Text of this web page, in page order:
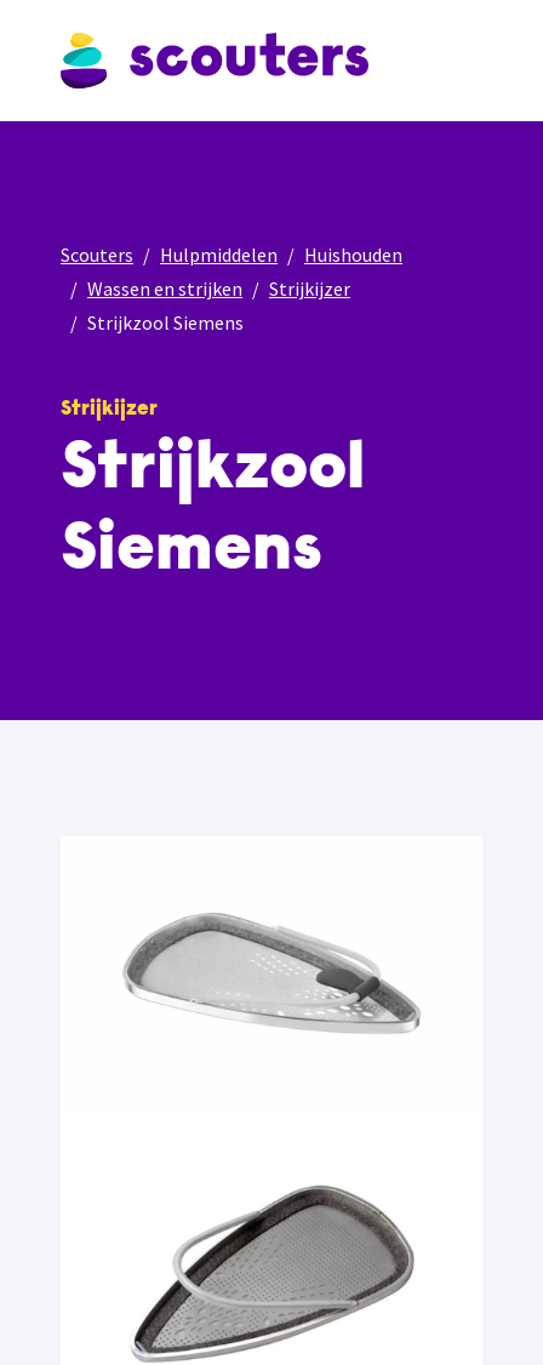
Scouters Hulpmiddelen
Huishouden
Wassen en strijken
Strijkijzer
Strijkzool Siemens
Strijkijzer
Strijkzool
Siemens